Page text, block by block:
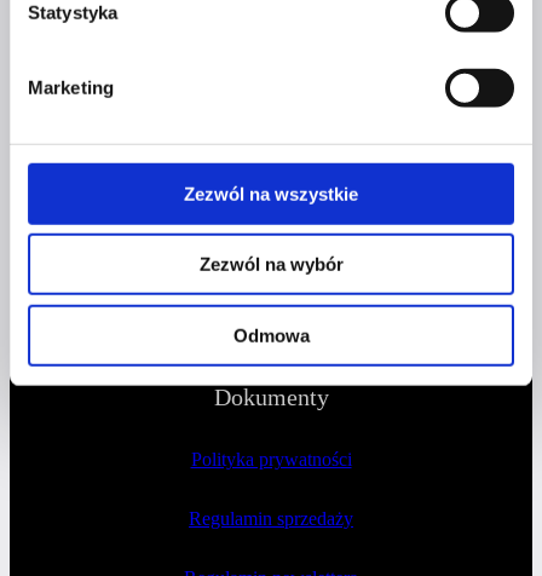
Statystyka
Marketing
Zezwól na wszystkie
Zezwól na wybór
Odmowa
51-109 Wrocław
NIP 8982032080
Dokumenty
Polityka prywatności
Regulamin sprzedaży